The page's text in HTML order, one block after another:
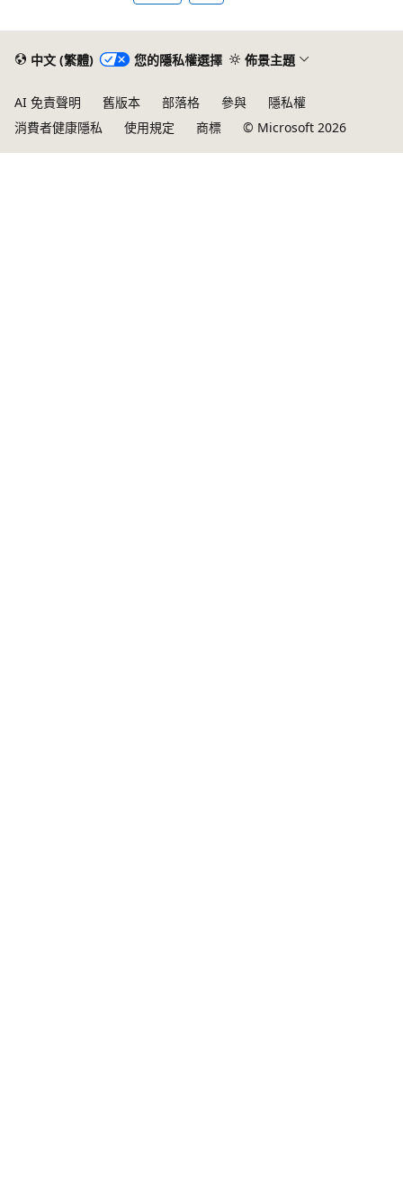
中文 (繁體) 您的隱私權選擇 佈景主題
AI 免責聲明 舊版本 部落格 參與
隱私權
消費者健康隱私
使用規定 商標 © Microsoft 2026